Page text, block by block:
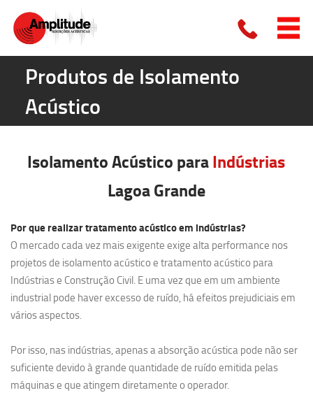
Produtos de Isolamento
Acústico
Isolamento Acústico paraIndústrias
Lagoa Grande
Por que realizar tratamento acústico em indústrias?
O mercado cada vez mais exigente exige alta performance nos
projetos de isolamento acústico e tratamento acústico para
Indústrias e Construção Civil. E uma vez que em um ambiente
industrial pode haver excesso de ruído, há efeitos prejudiciais em
vários aspectos.
Por isso, nas indústrias, apenas a absorção acústica pode não ser
suficiente devido à grande quantidade de ruído emitida pelas
máquinas e que atingem diretamente o operador.